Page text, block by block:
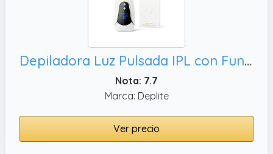
Depiladora Luz Pulsada IPL con Función de Enfriamiento, Cuerpo
Nota: 7.7
Marca: Deplite
Ver precio